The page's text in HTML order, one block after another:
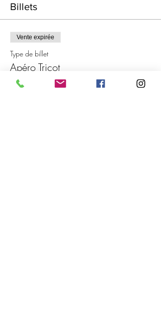
Billets
Vente expirée
Type de billet
Apéro Tricot
Prix